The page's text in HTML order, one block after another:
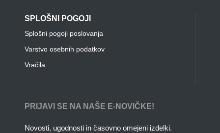
SPLOŠNI POGOJI
Splošni pogoji poslovanja
Varstvo osebnih podatkov
Vračila
PRIJAVI SE NA NAŠE E-NOVIČKE!
Novosti, ugodnosti in časovno omejeni izdelki.